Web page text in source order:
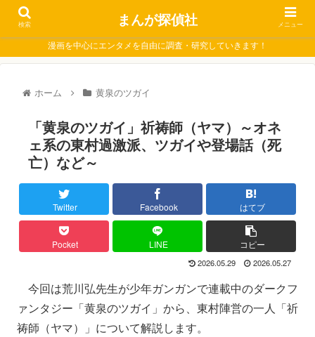
漫画を中心にエンタメを自由に調査・研究していきます！
ホーム 黄泉のツガイ
「黄泉のツガイ」祈祷師（ヤマ）～オネ
ェ系の東村過激派、ツガイや登場話（死
亡）など～
Twitter Facebook はてブ
Pocket LINE コピー
2026.05.29 2026.05.27
今回は荒川弘先生が少年ガンガンで連載中のダークフ
ァンタジー「黄泉のツガイ」から、東村陣営の一人「祈
祷師（ヤマ）」について解説します。
検索 まんが探偵社 メニュー